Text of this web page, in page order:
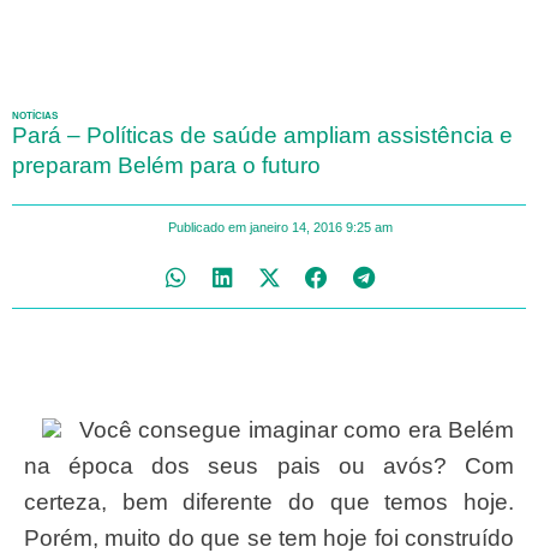
NOTÍCIAS
Pará – Políticas de saúde ampliam assistência e
preparam Belém para o futuro
Publicado em janeiro 14, 2016 9:25 am
Você consegue imaginar como era Belém
na época dos seus pais ou avós? Com
certeza, bem diferente do que temos hoje.
Porém, muito do que se tem hoje foi construído